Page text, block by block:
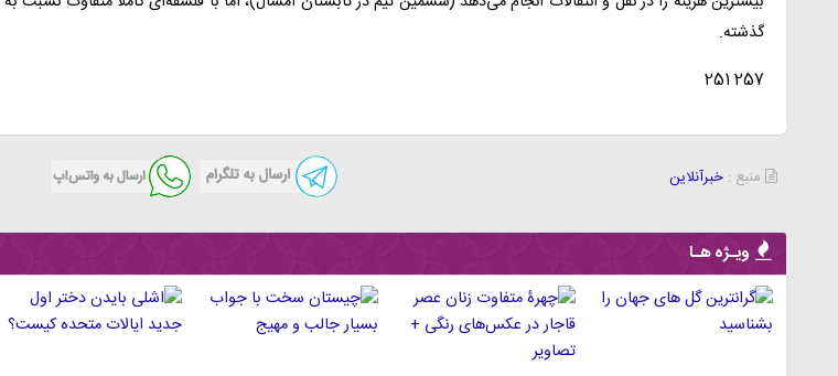
گذشته.
257 251
منبع : خبرآنلاین
ویـژه هـا